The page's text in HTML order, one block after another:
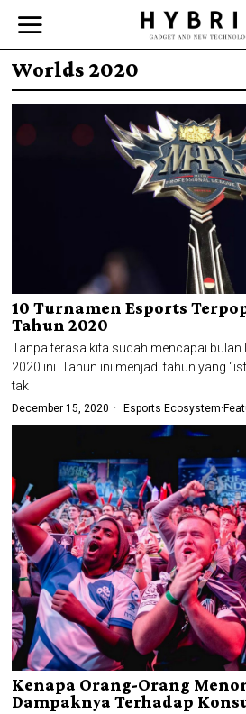
Worlds 2020
10 Turnamen Esports
Tahun 2020
Tanpa terasa kita sudah mencapai bulan
2020 ini. Tahun ini menjadi tahun yang
tak
December 15, 2020 Esports Ecosystem·
Kenapa Orang-Orang
Dampaknya Terhadap